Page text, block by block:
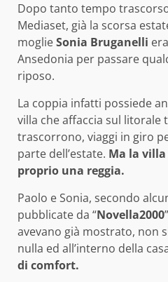
Dopo tanto tempo
Mediaset, già la scorsa
moglieSonia Bruganelli
Ansedonia per passare
riposo.
La coppia infatti possiede
villa che affaccia sul litorale
trascorrono, viaggi in giro
parte dell’estate. Ma la
proprio una reggia.
Paolo e Sonia, secondo
pubblicate da “Novella2000
avevano già mostrato, non
nulla ed all’interno della
di comfort.